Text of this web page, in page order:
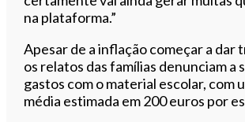
na plataforma.”
Apesar de a inflação começar a dar
os relatos das famílias denunciam a
gastos com o material escolar, com
média estimada em 200 euros por